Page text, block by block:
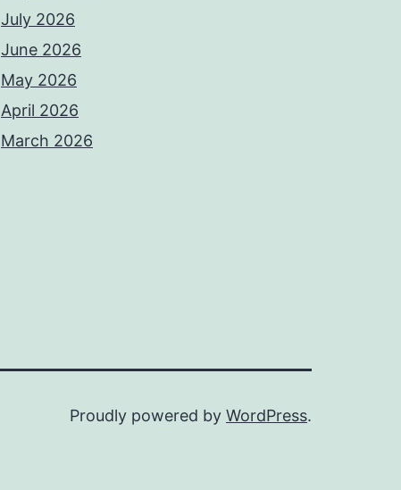
July 2026
June 2026
May 2026
April 2026
March 2026
Proudly powered by WordPress.